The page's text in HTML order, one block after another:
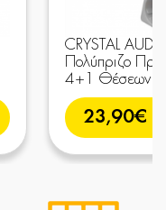
CRYSTAL
Πολύπριζο
4+1 Θέσεων
23,90€